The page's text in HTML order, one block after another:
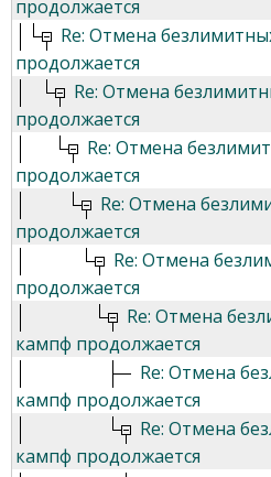
продолжается
Re: Отмена
продолжается
Re: Отмена
продолжается
Re: Отмена
продолжается
Re: Отмена
продолжается
Re: Отмена
продолжается
Re: Отмена
кампф продолжается
Re: Отмена
кампф продолжается
Re: Отмена
кампф продолжается